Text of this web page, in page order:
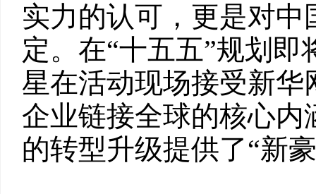
实力的认可，更是对
定。在“十五五”规划
星在活动现场接受新
企业链接全球的核心
的转型升级提供了“新